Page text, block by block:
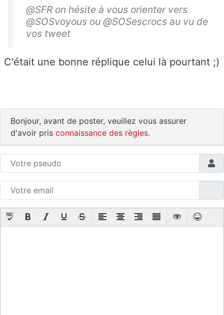
@SFR on hésite à vous orienter vers
@SOSvoyous ou @SOSescrocs au vu de
vos tweet
C'était une bonne réplique celui là pourtant ;)
Bonjour, avant de poster, veuillez vous assurer
d'avoir pris connaissance des règles.